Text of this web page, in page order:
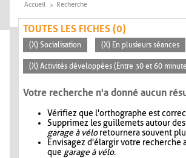
Accueil Recherche
TOUTES LES FICHES (0)
(X) Socialisation (X) En plusieurs séances
(X) Activités développées (Entre 30 et 60
Votre recherche n'a donné aucun
Vérifiez que l'orthographe est
Supprimez les guillemets autour
garage à véloretournera souvent
Envisagez d'élargir votre recherche
que garage à vélo.